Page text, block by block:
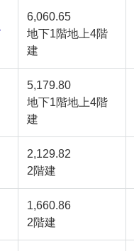
6,060.65
地下1階地上4階
建
5,179.80
地下1階地上4階
建
2,129.82
2階建
1,660.86
2階建